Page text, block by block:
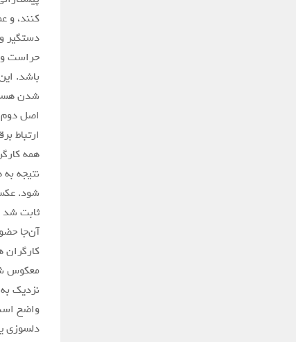
کنند، و
دستگیر
حراست و
باشد.
شدن
اصل دوم
ارتباط
همه
نتیجه
شود.
ثابت شد
آن‌جا
کارگران
معکوس
نزدیک
واضح
دلسوزی